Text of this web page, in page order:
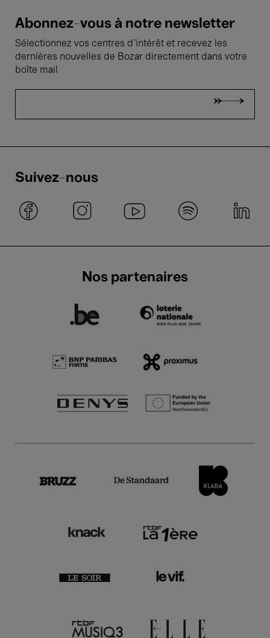
Abonnez-vous à notre newsletter
Sélectionnez vos centres d'intérêt et recevez les
dernières nouvelles de Bozar directement dans votre
boîte mail
Suivez-nous
Nos partenaires